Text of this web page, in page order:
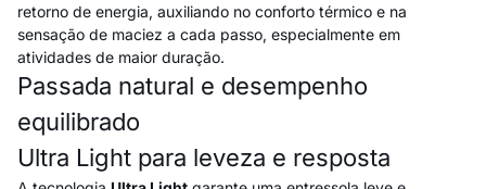
retorno de energia, auxiliando no conforto térmico e na
sensação de maciez a cada passo, especialmente em
atividades de maior duração.
Passada natural e desempenho
equilibrado
Ultra Light para leveza e resposta